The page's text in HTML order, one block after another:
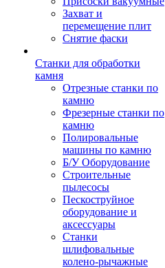
Захват и
перемещение плит
Снятие фаски
Станки для обработки
камня
Отрезные станки по
камню
Фрезерные станки по
камню
Полировальные
машины по камню
Б/У Оборудование
Строительные
пылесосы
Пескоструйное
оборудование и
аксессуары
Станки
шлифовальные
колено-рычажные